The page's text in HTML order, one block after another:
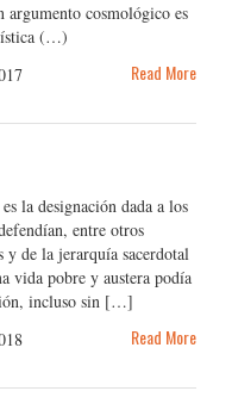
argumento cosmológico es
(…)
Read More
la designación dada a los
entre otros
y de la jerarquía sacerdotal
vida pobre y austera podía
incluso sin […]
Read More